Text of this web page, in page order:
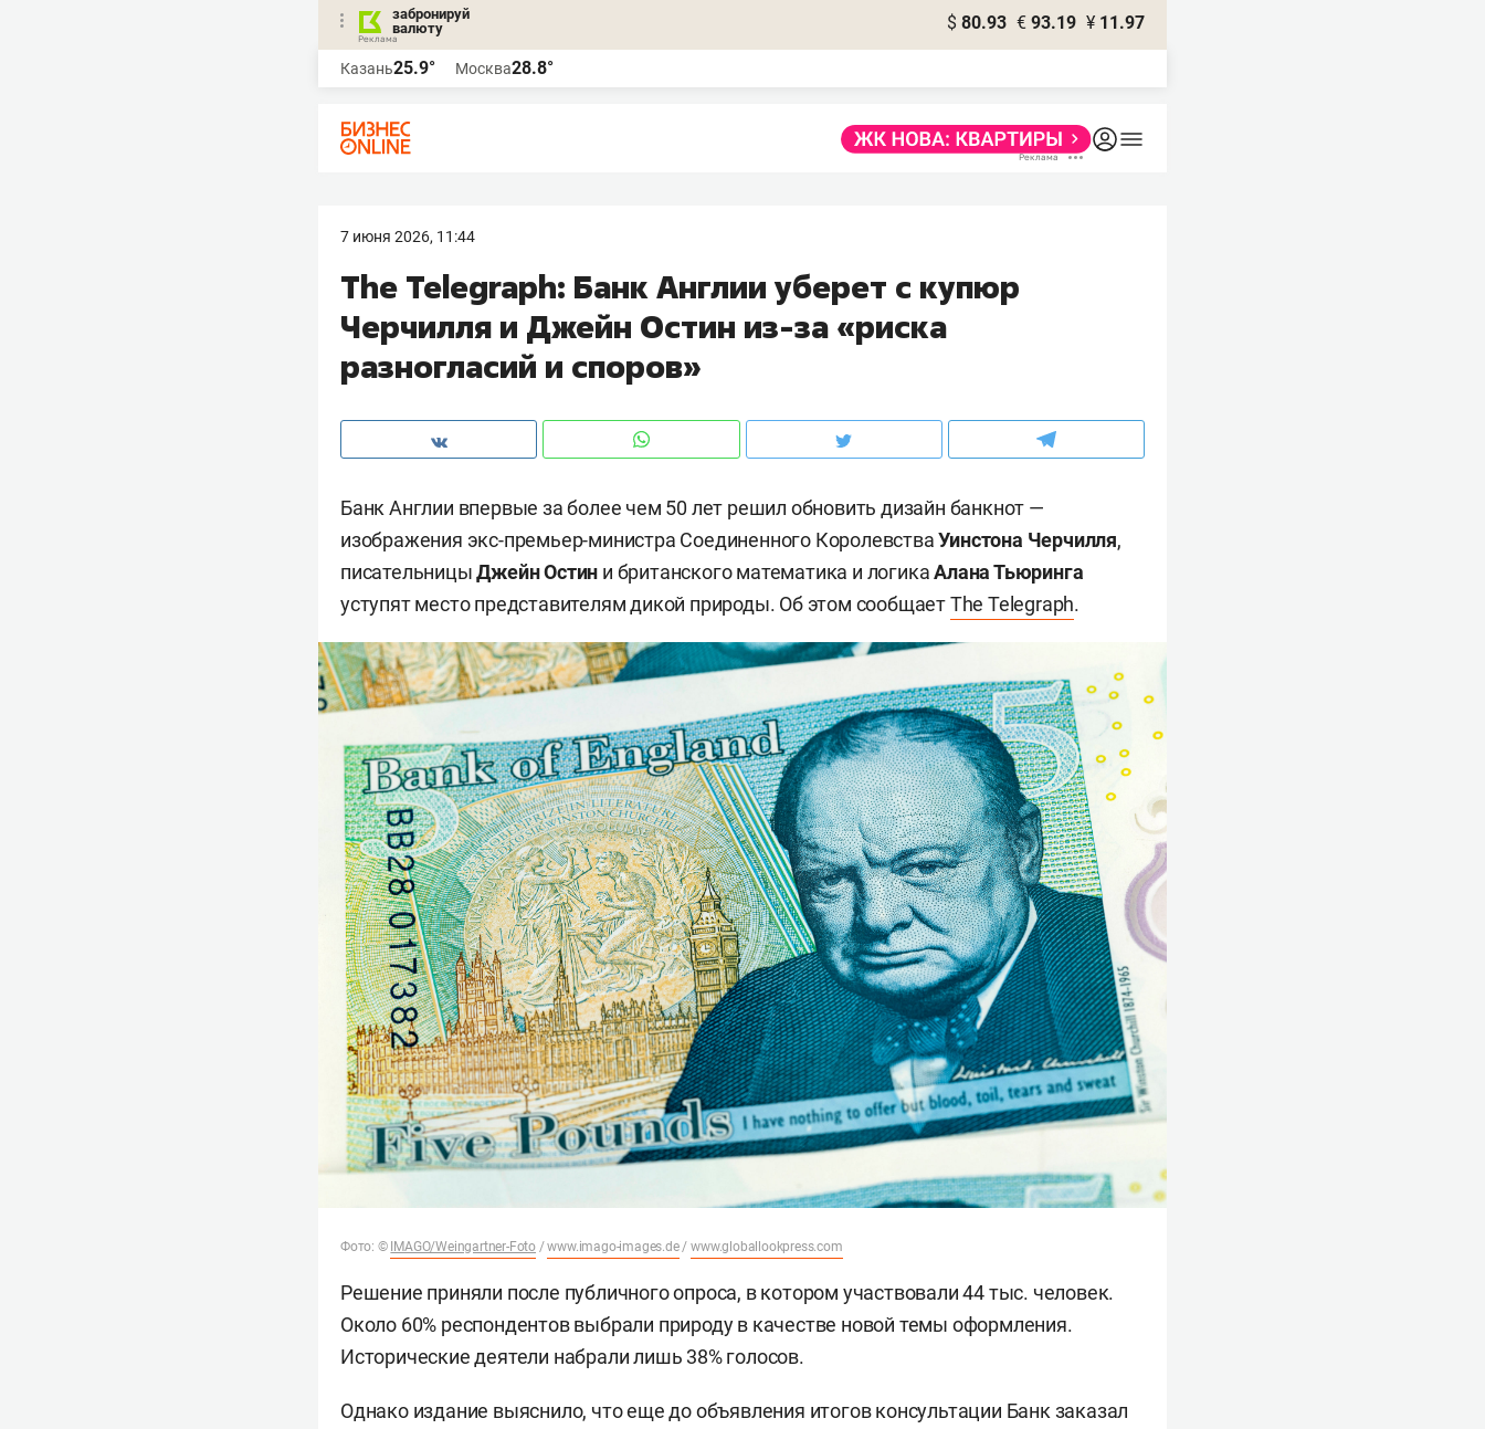
забронируй
валюту
$ 80.93 € 93.19 ¥ 11.97
Казань25.9° Москва28.8°
7 июня 2026, 11:44
The Telegraph: Банк Англии уберет с купюр
Черчилля и Джейн Остин из-за «риска
разногласий и споров»
Банк Англии впервые за более чем 50 лет решил обновить дизайн банкнот —
изображения экс-премьер-министра Соединенного КоролевстваУинстона Черчилля,
писательницыДжейн Остин и британского математика и логикаАлана Тьюринга
уступят место представителям дикой природы. Об этом сообщаетThe Telegraph.
Фото: © IMAGO/Weingartner-Foto / www.imago-images.de / www.globallookpress.com
Решение приняли после публичного опроса, в котором участвовали 44 тыс. человек.
Около 60% респондентов выбрали природу в качестве новой темы оформления.
Исторические деятели набрали лишь 38% голосов.
Однако издание выяснило, что еще до объявления итогов консультации Банк заказал